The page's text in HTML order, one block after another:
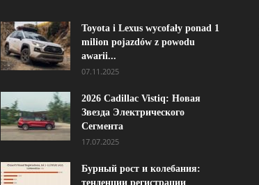
Toyota i Lexus wycofały ponad 1
milion pojazdów z powodu
awarii...
07.11.2025
2026 Cadillac Vistiq: Новая
Звезда Электрического
Сегмента
17.07.2025
Бурный рост и колебания:
тенденции регистрации